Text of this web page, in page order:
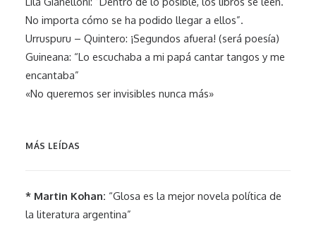
No importa cómo se ha podido llegar a ellos”.
Urruspuru – Quintero: ¡Segundos afuera! (será poesía)
Guineana: “Lo escuchaba a mi papá cantar tangos y me
encantaba”
«No queremos ser invisibles nunca más»
MÁS LEÍDAS
* Martin Kohan: “Glosa es la mejor novela política de
la literatura argentina”